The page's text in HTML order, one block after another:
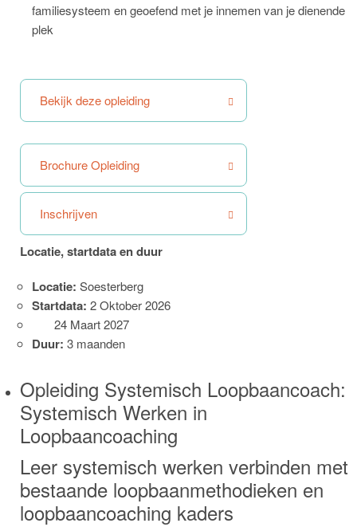
familiesysteem en geoefend met je innemen van je dienende
plek
Bekijk deze opleiding
Brochure Opleiding
Inschrijven
Locatie, startdata en duur
Locatie: Soesterberg
Startdata: 2 Oktober 2026
24 Maart 2027
Duur: 3 maanden
Opleiding Systemisch Loopbaancoach:
Systemisch Werken in
Loopbaancoaching
Leer systemisch werken verbinden met
bestaande loopbaanmethodieken en
loopbaancoaching kaders